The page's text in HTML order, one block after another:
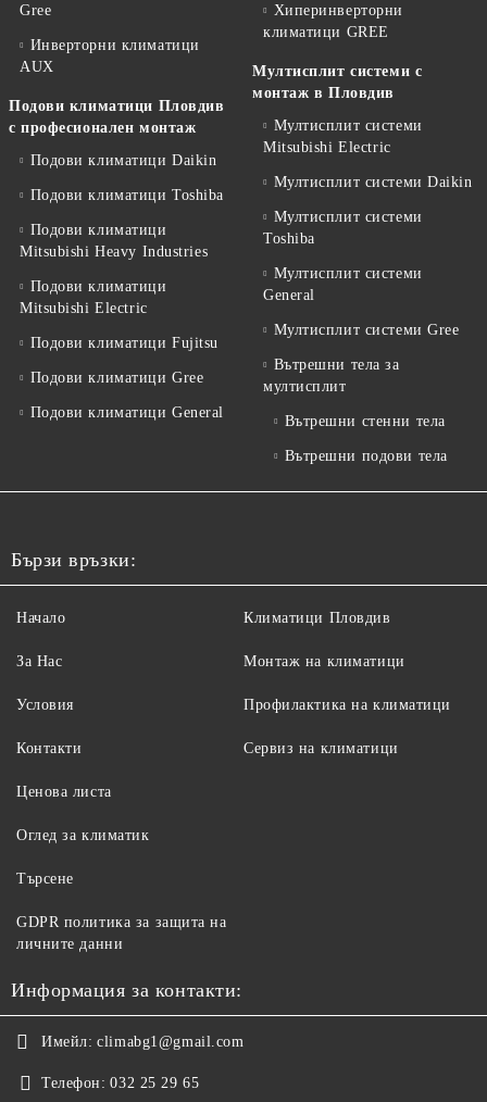
Gree
Инверторни климатици
AUX
Подови климатици Пловдив
с професионален монтаж
Подови климатици Daikin
Подови климатици Toshiba
Подови климатици
Mitsubishi Heavy Industries
Подови климатици
Mitsubishi Electric
Подови климатици Fujitsu
Подови климатици Gree
Подови климатици General
Хиперинверторни
климатици GREE
Мултисплит системи с
монтаж в Пловдив
Мултисплит системи
Mitsubishi Electric
Мултисплит системи Daikin
Мултисплит системи
Toshiba
Мултисплит системи
General
Мултисплит системи Gree
Вътрешни тела за
мултисплит
Вътрешни стенни тела
Вътрешни подови тела
Бързи връзки:
Начало
За Нас
Условия
Контакти
Климатици Пловдив
Монтаж на климатици
Профилактика на климатици
Сервиз на климатици
Ценова листа
Оглед за климатик
Търсене
GDPR политика за защита на
личните данни
Информация за контакти:
Имейл: climabg1@gmail.com
Телефон: 032 25 29 65